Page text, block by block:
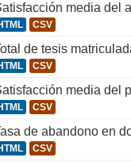
media del
CSV
de tesis
CSV
media del
CSV
de abandono en
CSV